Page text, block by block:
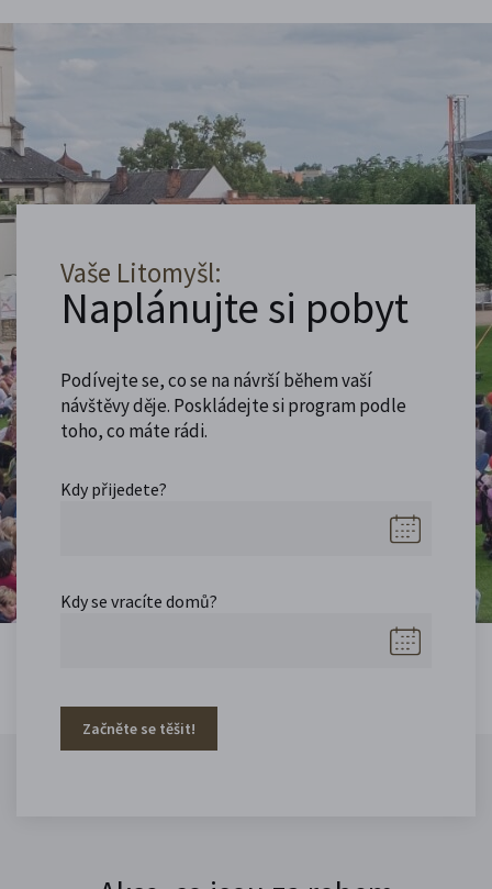
Vaše Litomyšl:
Naplánujte si pobyt
Podívejte se, co se na návrší během vaší
návštěvy děje. Poskládejte si program podle
toho, co máte rádi.
Kdy přijedete?
Kdy se vracíte domů?
Začněte se těšit!